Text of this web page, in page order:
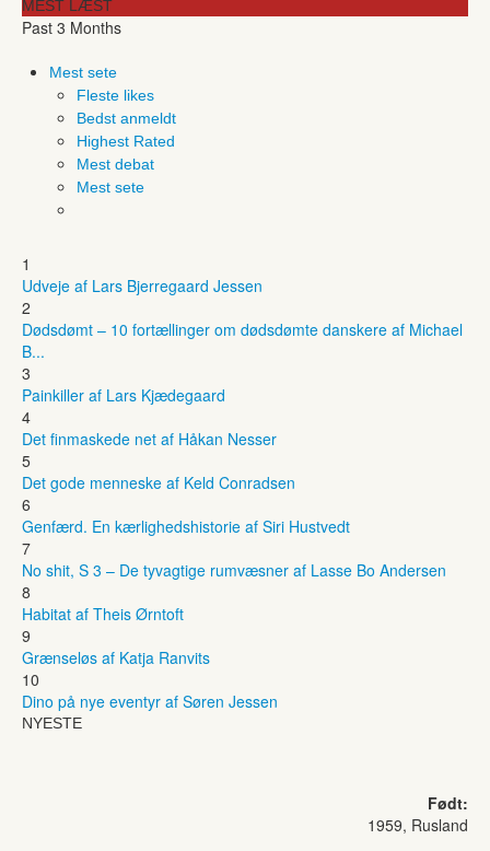
MEST LÆST
Past 3 Months
Mest sete
Fleste likes
Bedst anmeldt
Highest Rated
Mest debat
Mest sete
1
Udveje af Lars Bjerregaard Jessen
2
Dødsdømt – 10 fortællinger om dødsdømte danskere af Michael
B...
3
Painkiller af Lars Kjædegaard
4
Det finmaskede net af Håkan Nesser
5
Det gode menneske af Keld Conradsen
6
Genfærd. En kærlighedshistorie af Siri Hustvedt
7
No shit, S 3 – De tyvagtige rumvæsner af Lasse Bo Andersen
8
Habitat af Theis Ørntoft
9
Grænseløs af Katja Ranvits
10
Dino på nye eventyr af Søren Jessen
NYESTE
Født:
1959, Rusland